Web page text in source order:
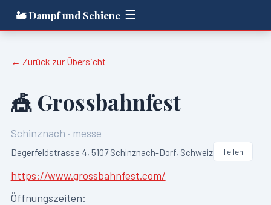
🚂 Dampf und Schiene ☰
← Zurück zur Übersicht
🎪 Grossbahnfest
Schinznach · messe
Degerfeldstrasse 4, 5107 Schinznach-Dorf, Schweiz Teilen
https://www.grossbahnfest.com/
Öffnungszeiten: